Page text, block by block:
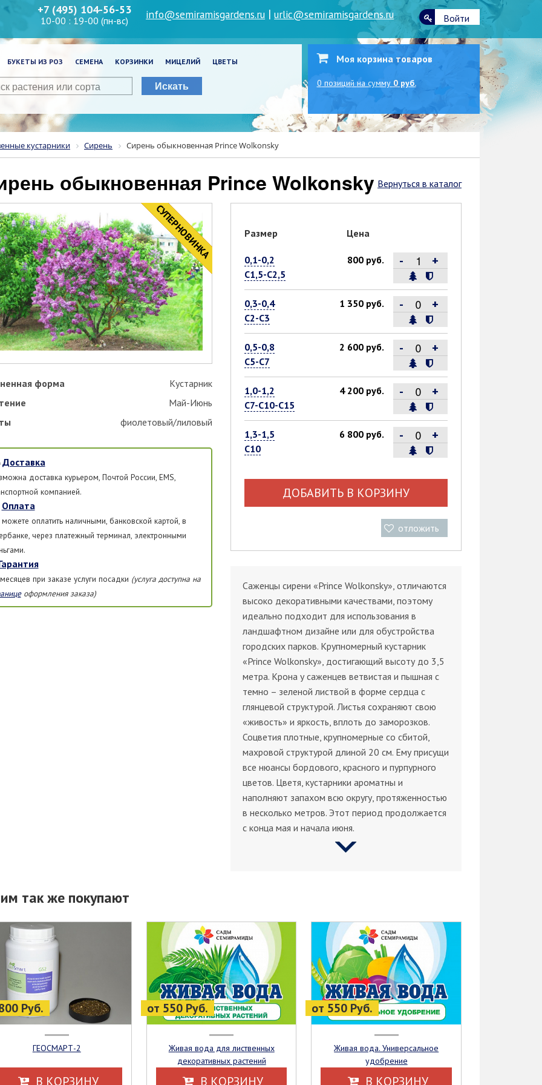
+7 (495) 104-56-53
10-00 : 19-00 (пн-вс) info@semiramisgardens.ru |urlic@semiramisgardens.ru Войти
БУКЕТЫ ИЗ РОЗ СЕМЕНА КОРЗИНКИ МИЦЕЛИЙ ЦВЕТЫ
Искать
Моя корзина товаров
0 позиций на сумму 0 руб.
кустарники Сирень Сирень обыкновенная Prince Wolkonsky
Вернуться в каталог
обыкновенная Prince Wolkonsky
НОВИНКА
CУПЕРНОВИНКА
форма
Кустарник
Май-Июнь
фиолетовый/лиловый
Доставка
доставка курьером, Почтой России, EMS,
компанией.
Оплата
оплатить наличными, банковской картой, в
через платежный терминал, электронными
при заказе услуги посадки (услуга доступна на
оформления заказа)
Размер Цена
0,1-0,2
С1,5-С2,5
800 руб. - +
0,3-0,4
С2-С3
1 350 руб. - +
0,5-0,8
С5-С7
2 600 руб. - +
1,0-1,2
С7-С10-С15
4 200 руб. - +
1,3-1,5
С10
6 800 руб. - +
ДОБАВИТЬ В КОРЗИНУ
отложить
Саженцы сирени «Prince Wolkonsky», отличаются
высоко декоративными качествами, поэтому
идеально подходит для использования в
ландшафтном дизайне или для обустройства
городских парков. Крупномерный кустарник
«Prince Wolkonsky», достигающий высоту до 3,5
метра. Крона у саженцев ветвистая и пышная с
темно – зеленой листвой в форме сердца с
глянцевой структурой. Листья сохраняют свою
«живость» и яркость, вплоть до заморозков.
Соцветия плотные, крупномерные со сбитой,
махровой структурой длиной 20 см. Ему присущи
все нюансы бордового, красного и пурпурного
цветов. Цветя, кустарники ароматны и
наполняют запахом всю округу, протяженностью
в несколько метров. Этот период продолжается
с конца мая и начала июня.
так же покупают
Руб.
ГЕОСМАРТ-2
В КОРЗИНУ
от 550 Руб.
Живая вода для лиственных
декоративных растений
В КОРЗИНУ
от 550 Руб.
Живая вода. Универсальное
удобрение
В КОРЗИНУ